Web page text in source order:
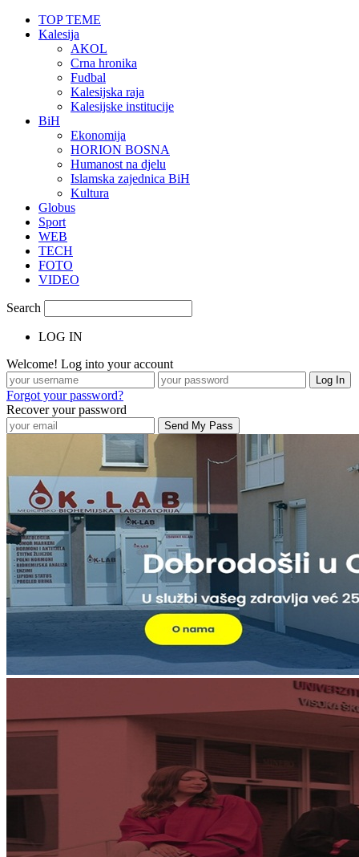
TOP TEME
Kalesija
AKOL
Crna hronika
Fudbal
Kalesijska raja
Kalesijske institucije
BiH
Ekonomija
HORION BOSNA
Humanost na djelu
Islamska zajednica BiH
Kultura
Globus
Sport
WEB
TECH
FOTO
VIDEO
Search
LOG IN
Welcome! Log into your account
Forgot your password?
Recover your password